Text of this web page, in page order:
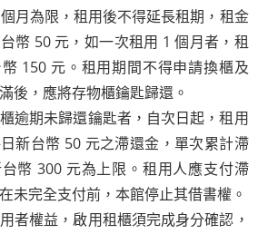
月為限，租用後不得延長租期，租金
幣 50 元，如一次租用 1 個月者，租
150 元。租用期間不得申請換櫃及
後，應將存物櫃鑰匙歸還。
逾期未歸還鑰匙者，自次日起，租用
新台幣 50 元之滯還金，單次累計滯
幣 300 元為上限。租用人應支付滯
未完全支付前，本館停止其借書權。
者權益，啟用租櫃須完成身分確認，